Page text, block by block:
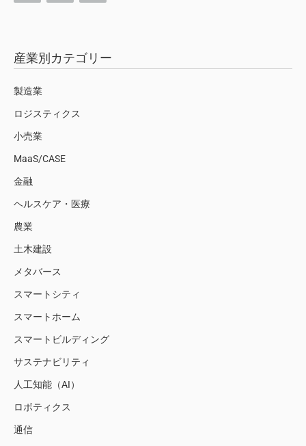
産業別カテゴリー
製造業
ロジスティクス
小売業
MaaS/CASE
金融
ヘルスケア・医療
農業
土木建設
メタバース
スマートシティ
スマートホーム
スマートビルディング
サステナビリティ
人工知能（AI）
ロボティクス
通信